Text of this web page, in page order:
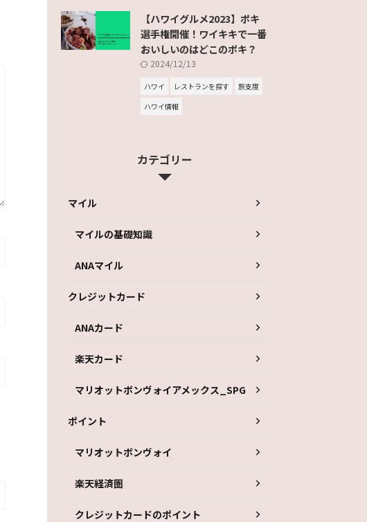
【ハワイグルメ2023】ポキ
選手権開催！ワイキキで一番
おいしいのはどこのポキ？
2024/12/13
ハワイ レストランを探す
旅支度
ハワイ情報
カテゴリー
マイル
マイルの基礎知識
ANAマイル
クレジットカード
ANAカード
楽天カード
マリオットボンヴォイアメックス_SPG
ポイント
マリオットボンヴォイ
楽天経済圏
クレジットカードのポイント